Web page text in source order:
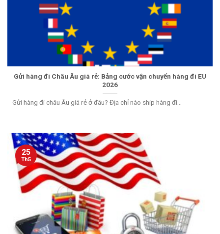
Gửi hàng đi Châu Âu giá rẻ: Bảng cước vận chuyển hàng đi EU
2026
Gửi hàng đi châu Âu giá rẻ ở đâu? Địa chỉ nào ship hàng đi...
25
Th5